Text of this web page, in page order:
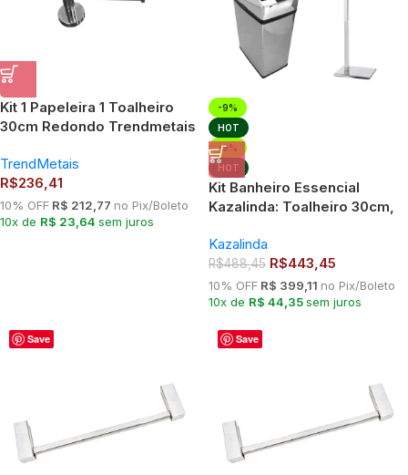
Kit 1 Papeleira 1 Toalheiro
30cm Redondo Trendmetais
TrendMetais
R$236,41
10% OFF R$ 212,77 no Pix/Boleto
10x de R$ 23,64 sem juros
-9%
HOT
-9%
HOT
Kit Banheiro Essencial
Kazalinda: Toalheiro 30cm,
Papeleira Inox
Kazalinda
R$488,45 R$443,45
10% OFF R$ 399,11 no Pix/Boleto
10x de R$ 44,35sem juros
Save Save